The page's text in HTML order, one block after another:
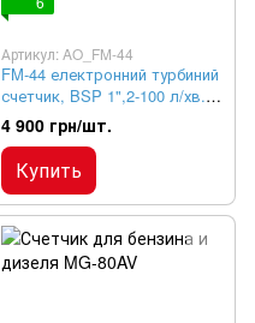
Артикул: AO_FM-44
FM-44 електронний турбиний
счетчик, BSP 1",2-100 л/хв.
Бензин, ДТ, АДБЛЮ
4 900 грн/шт.
Купить